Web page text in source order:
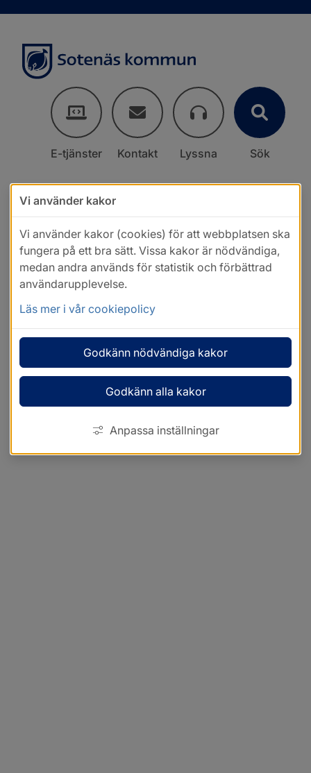
E-tjänster Kontakt Lyssna Sök
Vi använder kakor
Vi använder kakor (cookies) för att webbplatsen ska
fungera på ett bra sätt. Vissa kakor är nödvändiga,
medan andra används för statistik och förbättrad
användarupplevelse.
Läs mer i vår cookiepolicy
Godkänn nödvändiga kakor
Godkänn alla kakor
Anpassa inställningar